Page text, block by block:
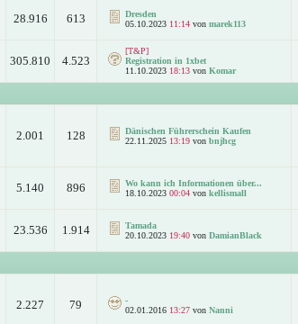
28.916 613
Dresden
05.10.2023 11:14 von marek113
305.810 4.523
[T&P]
Registration in 1xbet
11.10.2023 18:13 von Komar
2.001 128
Dänischen Führerschein Kaufen
22.11.2025 13:19 von bnjhcg
5.140 896
Wo kann ich Informationen über...
18.10.2023 00:04 von kellismall
23.536 1.914
Tamada
20.10.2023 19:40 von DamianBlack
2.227 79
-
02.01.2016 13:27 von Nanni